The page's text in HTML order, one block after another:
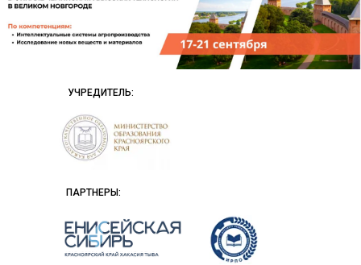
УЧРЕДИТЕЛЬ:
ПАРТНЕРЫ: